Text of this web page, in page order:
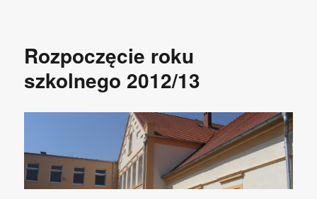
Rozpoczęcie roku
szkolnego 2012/13